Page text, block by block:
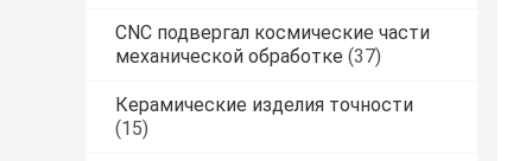
CNC подвергал космические части
механической обработке (37)
Керамические изделия точности
(15)